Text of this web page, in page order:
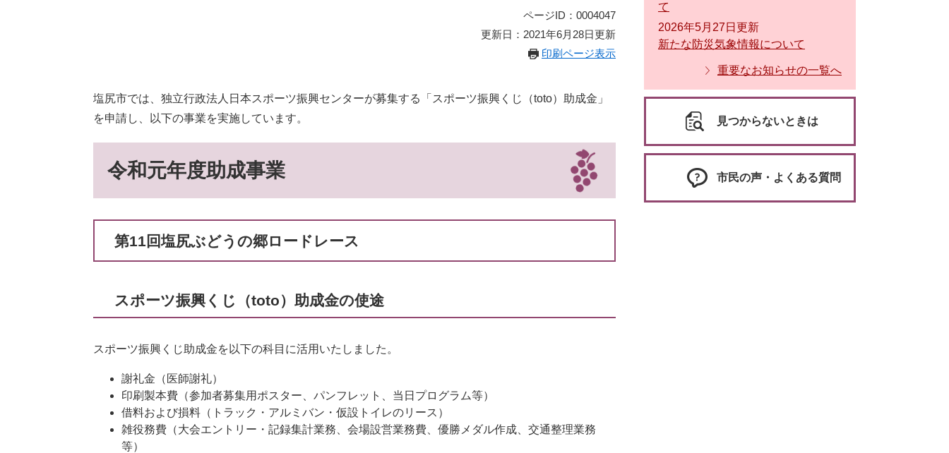
ページID：0004047
更新日：2021年6月28日更新
印刷ページ表示
塩尻市では、独立行政法人日本スポーツ振興センターが募集する「スポーツ振興くじ（toto）助成金」
を申請し、以下の事業を実施しています。
令和元年度助成事業
第11回塩尻ぶどうの郷ロードレース
スポーツ振興くじ（toto）助成金の使途
スポーツ振興くじ助成金を以下の科目に活用いたしました。
謝礼金（医師謝礼）
印刷製本費（参加者募集用ポスター、パンフレット、当日プログラム等）
借料および損料（トラック・アルミバン・仮設トイレのリース）
雑役務費（大会エントリー・記録集計業務、会場設営業務費、優勝メダル作成、交通整理業務
等）
て
2026年5月27日更新
新たな防災気象情報について
重要なお知らせの一覧へ
見つからないときは
市民の声・よくある質問